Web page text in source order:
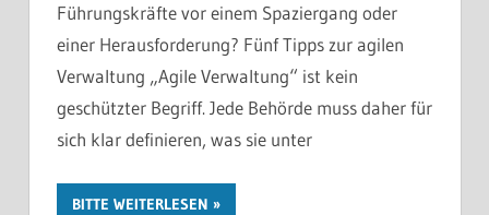
Führungskräfte vor einem Spaziergang oder
einer Herausforderung? Fünf Tipps zur agilen
Verwaltung „Agile Verwaltung“ ist kein
geschützter Begriff. Jede Behörde muss daher für
sich klar definieren, was sie unter
BITTE WEITERLESEN